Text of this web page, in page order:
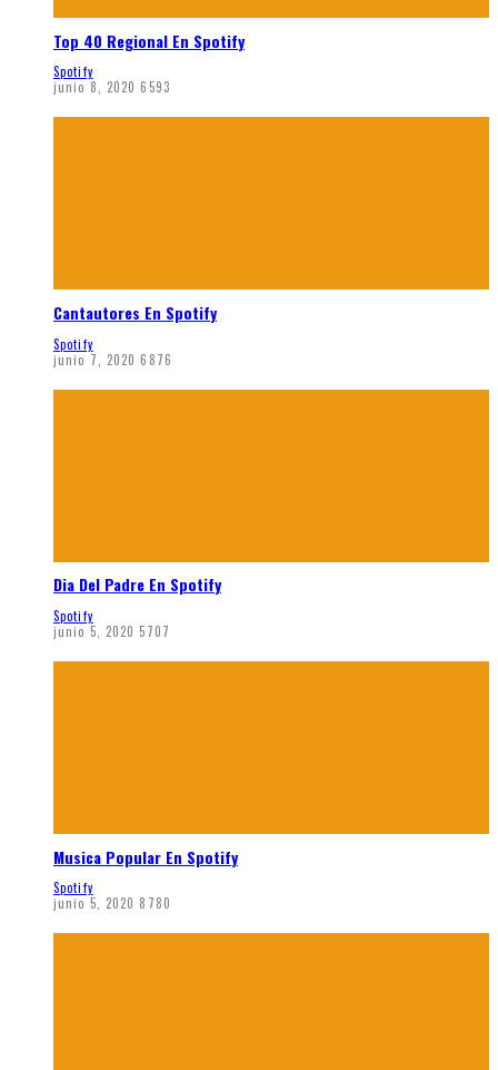
Top 40 Regional En Spotify
Spotify
junio 8, 2020 6593
Cantautores En Spotify
Spotify
junio 7, 2020 6876
Dia Del Padre En Spotify
Spotify
junio 5, 2020 5707
Musica Popular En Spotify
Spotify
junio 5, 2020 8780